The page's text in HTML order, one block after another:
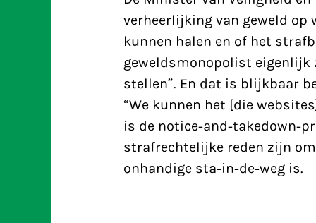
verheerlijking van geweld op
kunnen halen en of het
geweldsmonopolist eigenlijk
stellen”. En dat is blijkbaar
“We kunnen het [die
is de notice-and-takedown-
strafrechtelijke reden zijn
onhandige sta-in-de-weg is.